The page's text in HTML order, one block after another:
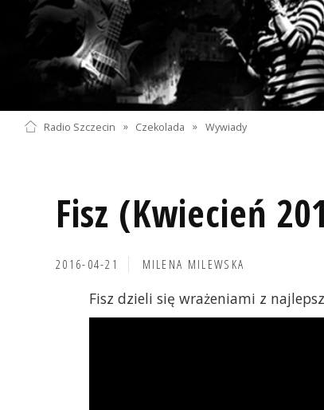
Radio Szczecin » Czekolada » Wywiady
Fisz (Kwiecień
2016-04-21 MILENA MILEWSKA
Fisz dzieli się wrażeniami z